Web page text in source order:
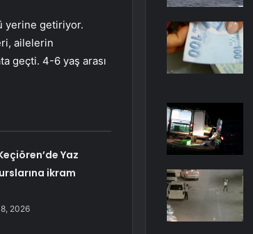
yerine getiriyor.
ailelerin
geçti. 4-6 yaş arası
Yaz
ikram
2026